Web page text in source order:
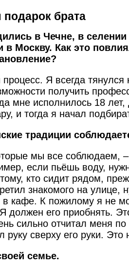
брата
в Чечне, в
в Москву. Как это
Я всегда тянулся
получить
мне исполнилось 18
и тогда я начал
традиции
мы все соблюдаем, –
если пьёшь воду,
кто сидит рядом,
знакомого на улице,
кафе. К пожилому я не
должен его приобнять.
сильно отчитал меня
руку сверху его руки. Это
семье.